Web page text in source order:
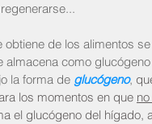
de los alimentos
como
la forma de glucógeno,
los momentos en que
el glucógeno del hígado,